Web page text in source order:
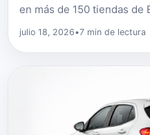
en más de 150 tiendas de
julio 18, 2026•7 min de lectura